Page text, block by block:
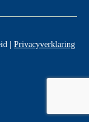
| Privacyverklaring